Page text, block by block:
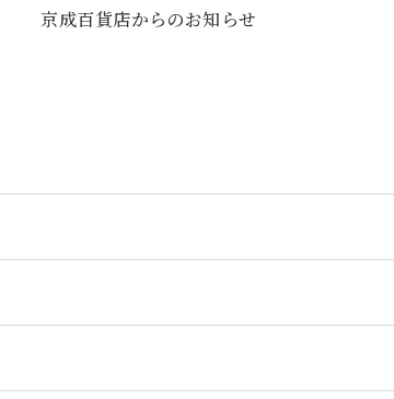
京成百貨店からのお知らせ